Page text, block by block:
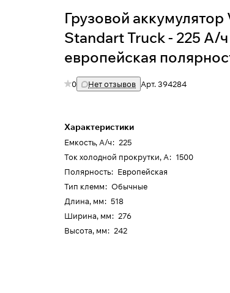
Грузовой аккумулятор
Standart Truck - 225 А/ч
европейская
0 Нет отзывов Арт.394284
Характеристики
Емкость, А/ч: 225
Ток холодной прокрутки, А: 1500
Полярность: Европейская
Тип клемм: Обычные
Длина, мм: 518
Ширина, мм: 276
Высота, мм: 242